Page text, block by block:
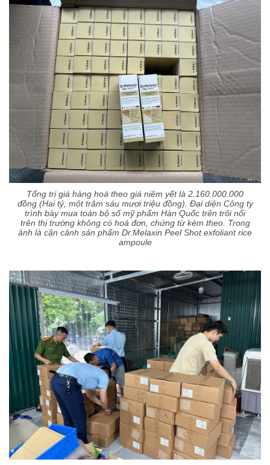
Tổng trị giá hàng hoá theo giá niêm yết là 2.160.000.000
đồng (Hai tỷ, một trăm sáu mươi triệu đồng). Đại diện Công ty
trình bày mua toàn bộ số mỹ phẩm Hàn Quốc trên trôi nổi
trên thị trường không có hoá đơn, chứng từ kèm theo. Trong
ảnh là cận cảnh sản phẩm Dr.Melaxin Peel Shot exfoliant rice
ampoule